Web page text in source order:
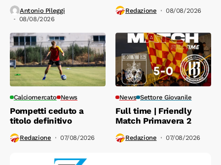
Antonio Pileggi
08/08/2026
Redazione 08/08/2026
Calciomercato News
Pompetti ceduto a
titolo definitivo
Redazione 07/08/2026
News Settore Giovanile
Full time | Friendly
Match Primavera 2
Redazione 07/08/2026